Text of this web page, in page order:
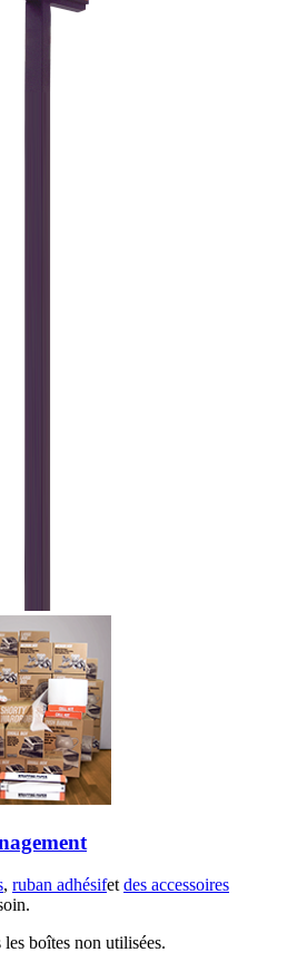
, ruban adhésifetdes accessoires
boîtes non utilisées.